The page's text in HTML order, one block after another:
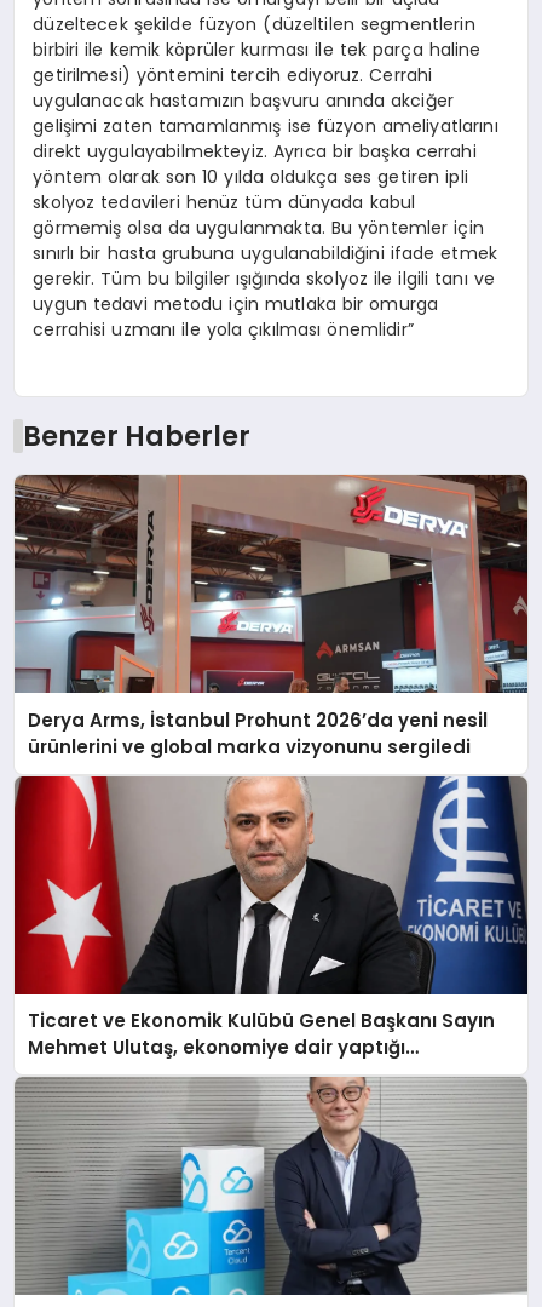
düzeltecek şekilde füzyon (düzeltilen segmentlerin
birbiri ile kemik köprüler kurması ile tek parça haline
getirilmesi) yöntemini tercih ediyoruz. Cerrahi
uygulanacak hastamızın başvuru anında akciğer
gelişimi zaten tamamlanmış ise füzyon ameliyatlarını
direkt uygulayabilmekteyiz. Ayrıca bir başka cerrahi
yöntem olarak son 10 yılda oldukça ses getiren ipli
skolyoz tedavileri henüz tüm dünyada kabul
görmemiş olsa da uygulanmakta. Bu yöntemler için
sınırlı bir hasta grubuna uygulanabildiğini ifade etmek
gerekir. Tüm bu bilgiler ışığında skolyoz ile ilgili tanı ve
uygun tedavi metodu için mutlaka bir omurga
cerrahisi uzmanı ile yola çıkılması önemlidir”
Benzer Haberler
Derya Arms, İstanbul Prohunt 2026’da yeni nesil
ürünlerini ve global marka vizyonunu sergiledi
Ticaret ve Ekonomik Kulübü Genel Başkanı Sayın
Mehmet Ulutaş, ekonomiye dair yaptığı
açıklamada şunları kaydetti: